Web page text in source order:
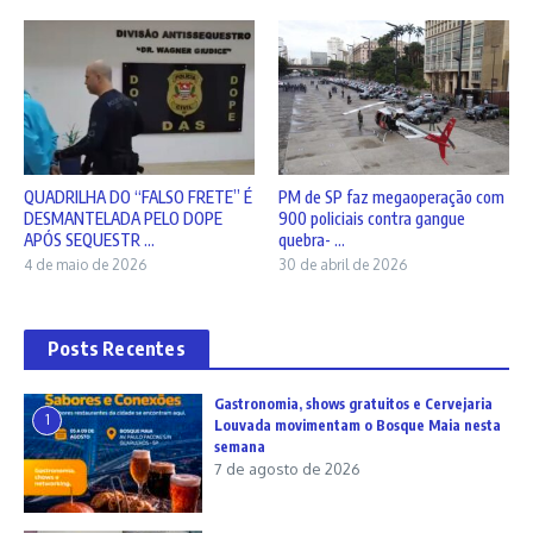
QUADRILHA DO “FALSO FRETE” É
DESMANTELADA PELO DOPE
APÓS SEQUESTR ...
4 de maio de 2026
PM de SP faz megaoperação com
900 policiais contra gangue
quebra- ...
30 de abril de 2026
Posts Recentes
1
Gastronomia, shows gratuitos e Cervejaria
Louvada movimentam o Bosque Maia nesta
semana
7 de agosto de 2026